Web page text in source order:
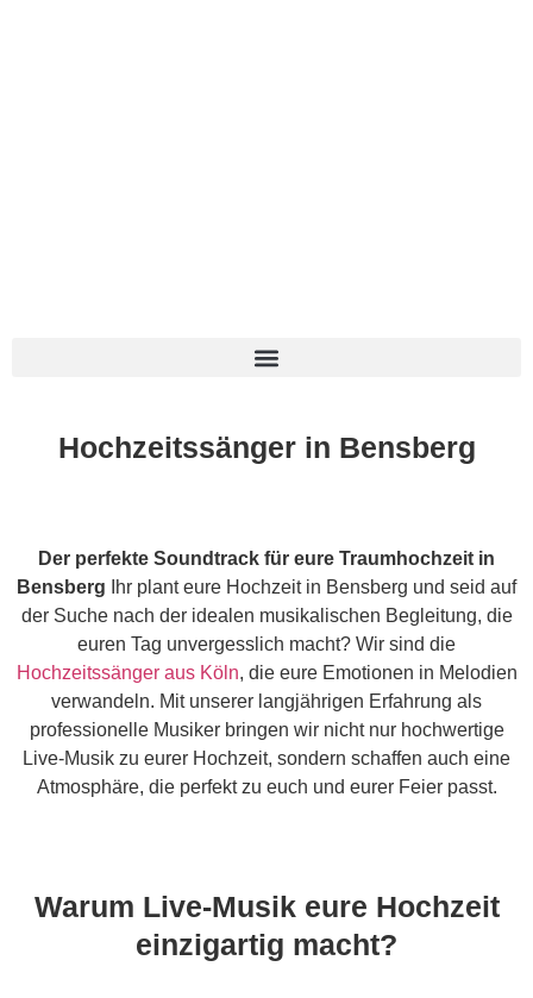
Hochzeitssänger in Bensberg
Der perfekte Soundtrack für eure Traumhochzeit in
Bensberg Ihr plant eure Hochzeit in Bensberg und seid auf
der Suche nach der idealen musikalischen Begleitung, die
euren Tag unvergesslich macht? Wir sind die
Hochzeitssänger aus Köln, die eure Emotionen in Melodien
verwandeln. Mit unserer langjährigen Erfahrung als
professionelle Musiker bringen wir nicht nur hochwertige
Live-Musik zu eurer Hochzeit, sondern schaffen auch eine
Atmosphäre, die perfekt zu euch und eurer Feier passt.
Warum Live-Musik eure Hochzeit
einzigartig macht?